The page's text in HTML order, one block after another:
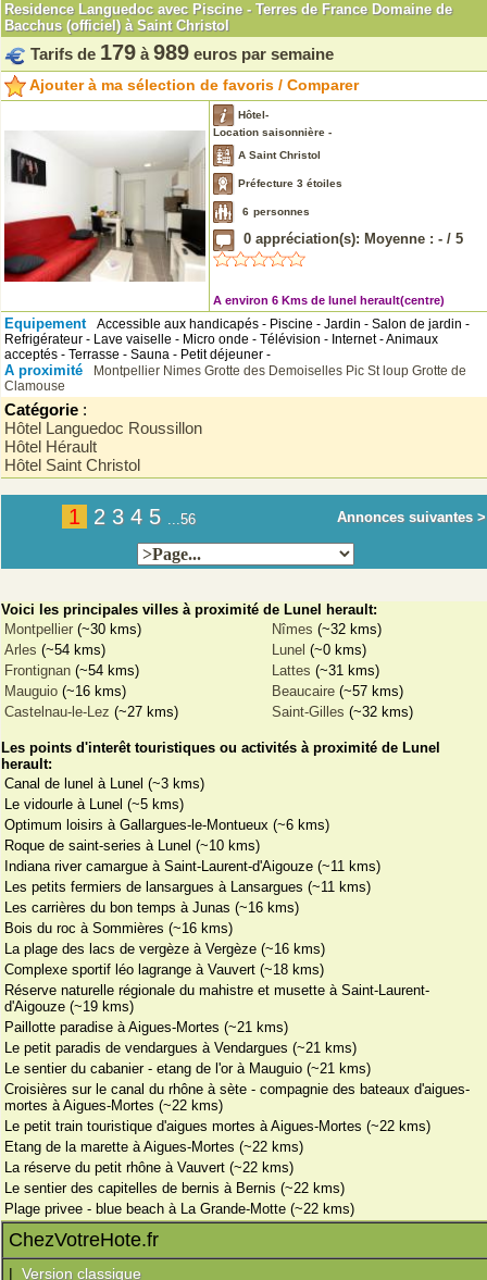
Residence Languedoc avec Piscine - Terres de France Domaine de
Bacchus (officiel) à Saint Christol
Tarifs de 179 à 989 euros par semaine
Ajouter à ma sélection de favoris / Comparer
Hôtel-
Location saisonnière -
A Saint Christol
Préfecture 3 étoiles
6 personnes
0 appréciation(s): Moyenne : - / 5
A environ 6 Kms de lunel herault(centre)
Equipement
Accessible aux handicapés - Piscine - Jardin - Salon de jardin -
Refrigérateur - Lave vaiselle - Micro onde - Télévision - Internet - Animaux
acceptés - Terrasse - Sauna - Petit déjeuner -
A proximité Montpellier Nimes Grotte des Demoiselles Pic St loup Grotte de
Clamouse
Catégorie :
Hôtel Languedoc Roussillon
Hôtel Hérault
Hôtel Saint Christol
1 2 3 4 5 ...56 Annonces suivantes >
Voici les principales villes à proximité de Lunel herault:
Montpellier (~30 kms) Nîmes (~32 kms)
Arles (~54 kms) Lunel (~0 kms)
Frontignan (~54 kms) Lattes (~31 kms)
Mauguio (~16 kms) Beaucaire (~57 kms)
Castelnau-le-Lez (~27 kms) Saint-Gilles (~32 kms)
Les points d'interêt touristiques ou activités à proximité de Lunel
herault:
Canal de lunel à Lunel (~3 kms)
Le vidourle à Lunel (~5 kms)
Optimum loisirs à Gallargues-le-Montueux (~6 kms)
Roque de saint-series à Lunel (~10 kms)
Indiana river camargue à Saint-Laurent-d'Aigouze (~11 kms)
Les petits fermiers de lansargues à Lansargues (~11 kms)
Les carrières du bon temps à Junas (~16 kms)
Bois du roc à Sommières (~16 kms)
La plage des lacs de vergèze à Vergèze (~16 kms)
Complexe sportif léo lagrange à Vauvert (~18 kms)
Réserve naturelle régionale du mahistre et musette à Saint-Laurent-
d'Aigouze (~19 kms)
Paillotte paradise à Aigues-Mortes (~21 kms)
Le petit paradis de vendargues à Vendargues (~21 kms)
Le sentier du cabanier - etang de l'or à Mauguio (~21 kms)
Croisières sur le canal du rhône à sète - compagnie des bateaux d'aigues-
mortes à Aigues-Mortes (~22 kms)
Le petit train touristique d'aigues mortes à Aigues-Mortes (~22 kms)
Etang de la marette à Aigues-Mortes (~22 kms)
La réserve du petit rhône à Vauvert (~22 kms)
Le sentier des capitelles de bernis à Bernis (~22 kms)
Plage privee - blue beach à La Grande-Motte (~22 kms)
ChezVotreHote.fr
| Version classique